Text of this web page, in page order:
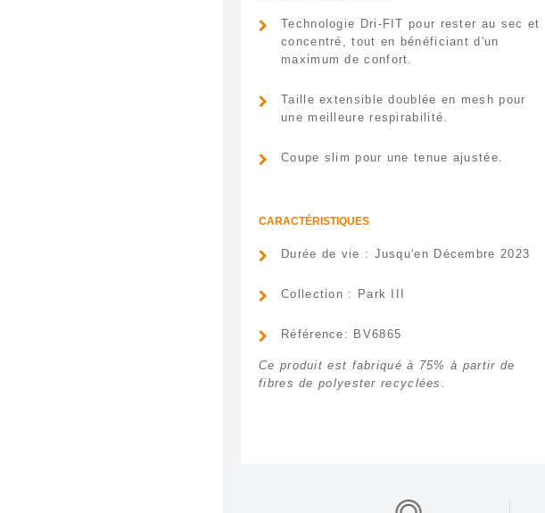
Technologie Dri-FIT pour rester au sec et
concentré, tout en bénéficiant d'un
maximum de confort.
Taille extensible doublée en mesh pour
une meilleure respirabilité.
Coupe slim pour une tenue ajustée.
CARACTÉRISTIQUES
Durée de vie : Jusqu'en Décembre 2023
Collection : Park III
Référence: BV6865
Ce produit est fabriqué à 75% à partir de
fibres de polyester recyclées.